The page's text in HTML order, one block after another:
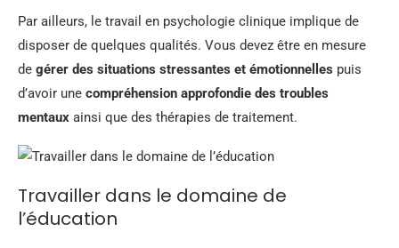
Par ailleurs, le travail en psychologie clinique implique de
disposer de quelques qualités. Vous devez être en mesure
de gérer des situations stressantes et émotionnelles puis
d’avoir une compréhension approfondie des troubles
mentaux ainsi que des thérapies de traitement.
Travailler dans le domaine de
l’éducation